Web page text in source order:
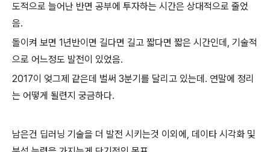
도적으로 늘어난 반면 공부에 투자하는 시간은 상대적으로 줄었
음.
돌이켜 보면 1년반이면 길다면 길고 짧다면 짧은 시간인데, 기술적
으로 어느정도 발전이 있었음.
2017이 엊그제 같은데 벌써 3분기를 달리고 있는데. 연말에 정리
는 어떻게 될련지 궁금하다.
남은건 딥러닝 기술을 더 발전 시키는것 이외에, 데이타 시각화 및